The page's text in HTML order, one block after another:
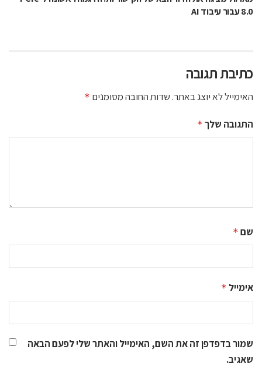
8.0 עבור עיבוד AI
כתיבת תגובה
האימייל לא יוצג באתר.שדות החובה מסומנים *
התגובה שלך *
שם *
אימייל *
שמור בדפדפן זה את השם, האימייל והאתר שלי לפעם הבאה
שאגיב.